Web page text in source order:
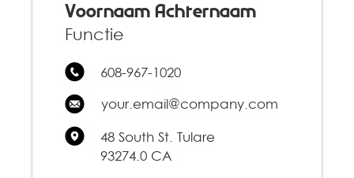
608-967-1020
your.email@company.com
48 South St. Tulare
93274.0 CA
Functie
Voornaam Achternaam